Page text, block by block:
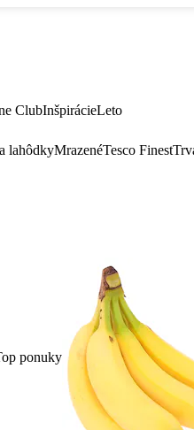
ClubInšpirácieLeto
lahôdkyMrazenéTesco Finest
ponuky